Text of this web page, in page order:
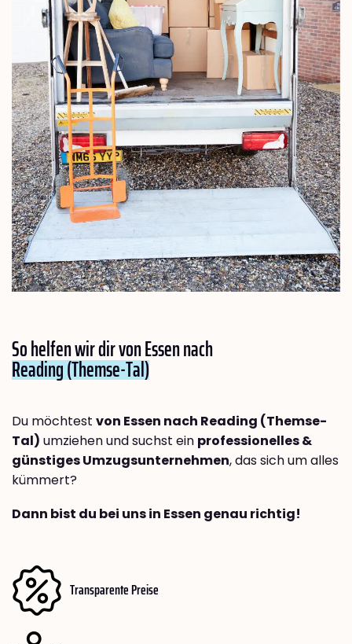
So helfen wir dir von Essen nach
Reading (Themse-Tal)
Du möchtest von Essen nach Reading (Themse-
Tal) umziehen und suchst ein professionelles &
günstiges Umzugsunternehmen, das sich um alles
kümmert?
Dann bist du bei uns in Essen genau richtig!
Transparente Preise